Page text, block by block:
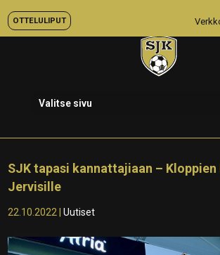
OTTELULIPUT
Valitse sivu
SJK tapasi kannattajiaan – Kloppien
Jervisille
22.10.2022 |Uutiset